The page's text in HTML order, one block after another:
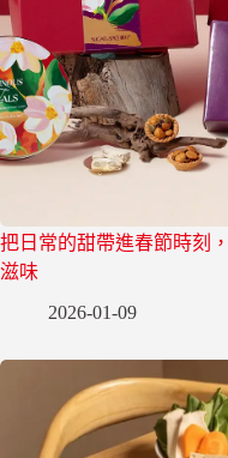
把日常的甜帶進春節時刻
滋味
2026-01-09